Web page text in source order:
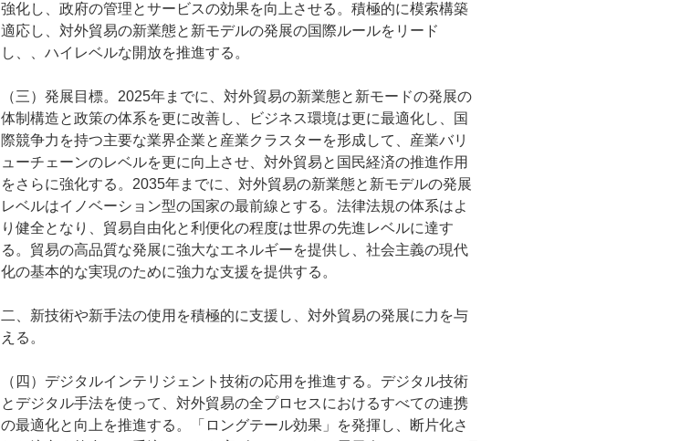
強化し、政府の管理とサービスの効果を向上させる。積極的に模索構築
適応し、対外貿易の新業態と新モデルの発展の国際ルールをリード
し、、ハイレベルな開放を推進する。
（三）発展目標。2025年までに、対外貿易の新業態と新モードの発展の
体制構造と政策の体系を更に改善し、ビジネス環境は更に最適化し、国
際競争力を持つ主要な業界企業と産業クラスターを形成して、産業バリ
ューチェーンのレベルを更に向上させ、対外貿易と国民経済の推進作用
をさらに強化する。2035年までに、対外貿易の新業態と新モデルの発展
レベルはイノベーション型の国家の最前線とする。法律法規の体系はよ
り健全となり、貿易自由化と利便化の程度は世界の先進レベルに達す
る。貿易の高品質な発展に強大なエネルギーを提供し、社会主義の現代
化の基本的な実現のために強力な支援を提供する。
二、新技術や新手法の使用を積極的に支援し、対外貿易の発展に力を与
える。
（四）デジタルインテリジェント技術の応用を推進する。デジタル技術
とデジタル手法を使って、対外貿易の全プロセスにおけるすべての連携
の最適化と向上を推進する。「ロングテール効果」を発揮し、断片化さ